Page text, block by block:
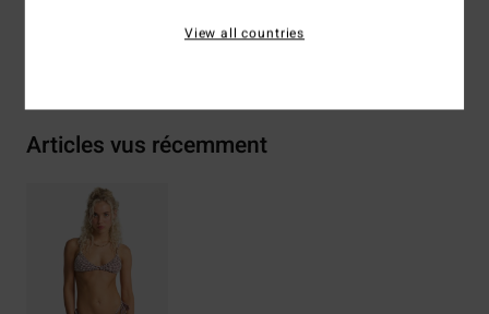
Articles vus récemment
View all countries